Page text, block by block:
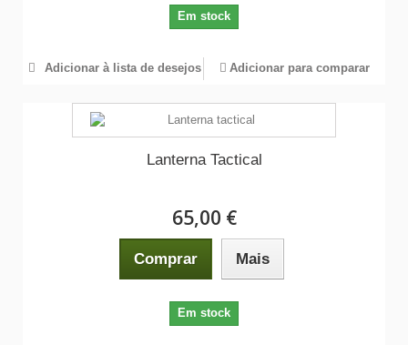
Em stock
Adicionar à lista de desejos Adicionar para comparar
Lanterna Tactical
65,00 €
Comprar Mais
Em stock